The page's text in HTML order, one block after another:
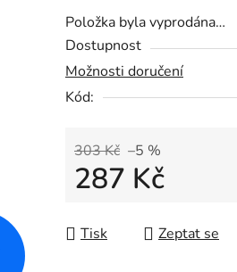
Položka byla vyprodána…
Dostupnost
Možnosti doručení
Kód:
303 Kč –5 %
287 Kč
Tisk
Zeptat se